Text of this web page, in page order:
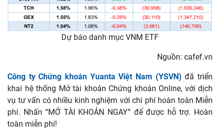
Dự báo danh mục VNM ETF
Nguồn: cafef.vn
Công ty Chứng khoán Yuanta Việt Nam (YSVN) đã triển
khai hệ thống Mở tài khoản Chứng khoán Online, với dịch
vụ tư vấn có nhiều kinh nghiệm với chi phí hoàn toàn Miễn
phí. Nhấn “MỞ TÀI KHOẢN NGAY” để được hỗ trợ. Hoàn
toàn miễn phí!